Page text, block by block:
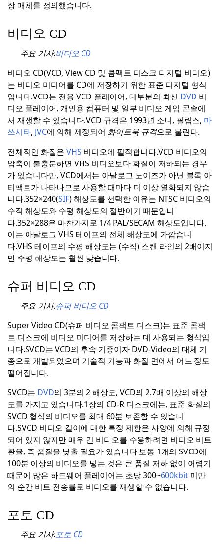
장 매체를 정의했습니다.
비디오 CD
주요 기사:비디오 CD
비디오 CD(VCD, View CD 및 콤팩트 디스크 디지털 비디오)
는 비디오 미디어를 CD에 저장하기 위한 표준 디지털 형식
입니다.VCD는 전용 VCD 플레이어, 대부분의 최신 DVD 비
디오 플레이어, 개인용 컴퓨터 및 일부 비디오 게임 콘솔에
서 재생할 수 있습니다.VCD 규격은 1993년 소니, 필립스, 마
쓰시타, JVC에 의해 제정되어 화이트북 규격으로 불린다.
전체적인 화질은 VHS 비디오에 필적합니다.VCD 비디오의
압축이 불충분하면 VHS 비디오보다 화질이 저하되는 경우
가 있습니다만, VCD에서는 아날로그 노이즈가 아닌 블록 아
티팩트가 나타나므로 사용할 때마다 더 이상 열화되지 않습
니다.352×240(SIF) 해상도를 선택한 이유는 NTSC 비디오의
수직 해상도와 수평 해상도의 절반이기 때문입니
다.352×288은 마찬가지로 1/4 PAL/SECAM 해상도입니다.
이는 아날로그 VHS 테이프의 전체 해상도에 가깝습니
다.VHS 테이프의 수평 해상도는 (수직) 스캔 라인의 2배이지
만 수평 해상도는 훨씬 낮습니다.
슈퍼 비디오 CD
주요 기사:슈퍼 비디오 CD
Super Video CD(슈퍼 비디오 콤팩트 디스크)는 표준 콤팩
트 디스크에 비디오 미디어를 저장하는 데 사용되는 형식입
니다.SVCD는 VCD의 후속 기종이자 DVD-Video의 대체 기
종으로 개발되었으며 기술적 기능과 화질 면에서 어느 정도
떨어집니다.
SVCD는 DVD의 3분의 2 해상도, VCD의 2.7배 이상의 해상
도를 가지고 있습니다.1장의 CD-R 디스크에는, 표준 화질의
SVCD 형식의 비디오를 최대 60분 보존할 수 있습니
다.SVCD 비디오 길이에 대한 특정 제한은 사양에 의해 규정
되어 있지 않지만 매우 긴 비디오를 수용하려면 비디오 비트
환율, 즉 품질을 낮출 필요가 있습니다.보통 1개의 SVCD에
100분 이상의 비디오를 넣는 것은 큰 품질 저하 없이 어렵기
때문에 많은 하드웨어 플레이어는 초당 300~600kbit 미만
의 순간 비트 전송률로 비디오를 재생할 수 없습니다.
포토 CD
주요 기사:포토 CD